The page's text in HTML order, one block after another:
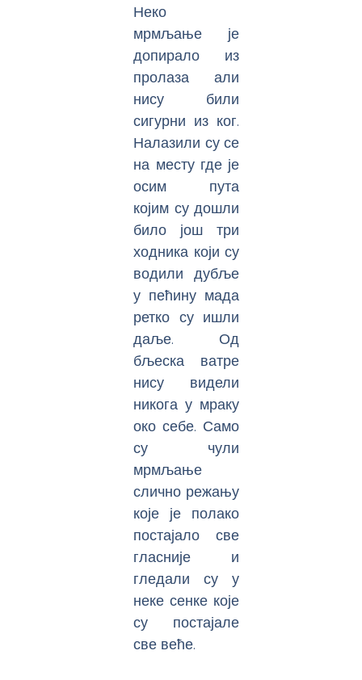
Неко
мрмљање је
допирало из
пролаза али
нису били
сигурни из ког.
Налазили су се
на месту где је
осим пута
којим су дошли
било још три
ходника који су
водили дубље
у пећину мада
ретко су ишли
даље. Од
бљеска ватре
нису видели
никога у мраку
око себе. Само
су чули
мрмљање
слично режању
које је полако
постајало све
гласније и
гледали су у
неке сенке које
су постајале
све веће.